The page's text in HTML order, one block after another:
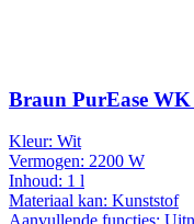
Braun PurEase
Kleur: Wit
Vermogen: 2200 W
Inhoud: 1 l
Materiaal kan: Kunststof